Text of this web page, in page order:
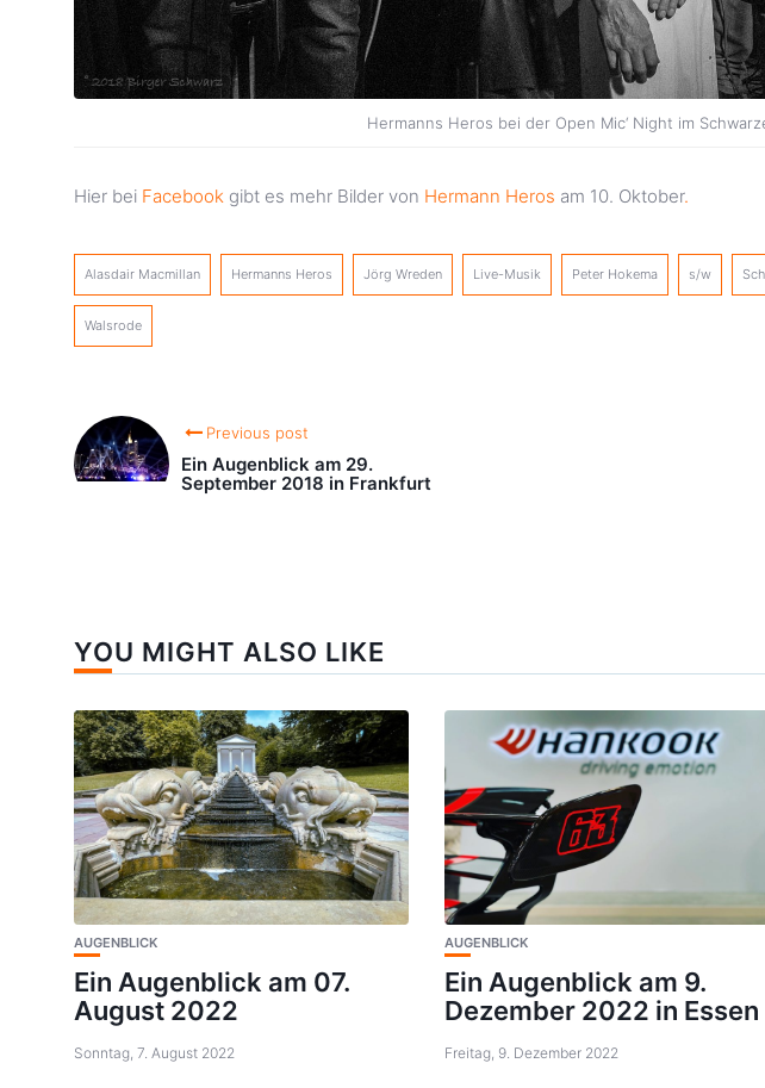
Hermanns Heros bei der Open Mic‘ Night im
Hier bei Facebook gibt es mehr Bilder von Hermann Heros am 10. Oktober.
Alasdair Macmillan Hermanns Heros Jörg Wreden Live-Musik Peter Hokema s/w
Walsrode
Previous post
Ein Augenblick am 29.
September 2018 in Frankfurt
YOU MIGHT ALSO LIKE
AUGENBLICK
Ein Augenblick am 07.
August 2022
Sonntag, 7. August 2022
AUGENBLICK
Ein Augenblick am 9.
Dezember 2022 in Essen
Freitag, 9. Dezember 2022